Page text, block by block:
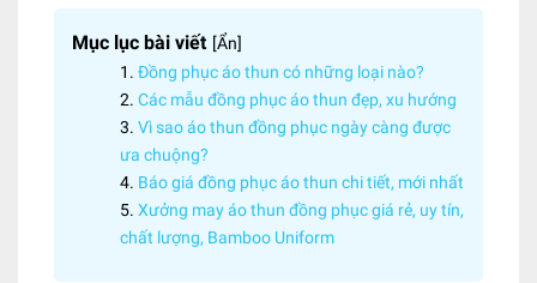
Mục lục bài viết [Ẩn]
Đồng phục áo thun có những loại nào?
Các mẫu đồng phục áo thun đẹp, xu hướng
Vì sao áo thun đồng phục ngày càng được
ưa chuộng?
Báo giá đồng phục áo thun chi tiết, mới nhất
Xưởng may áo thun đồng phục giá rẻ, uy tín,
chất lượng, Bamboo Uniform